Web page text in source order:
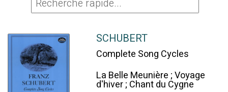
SCHUBERT
Complete Song Cycles
La Belle Meunière ; Voyage
d'hiver ; Chant du Cygne